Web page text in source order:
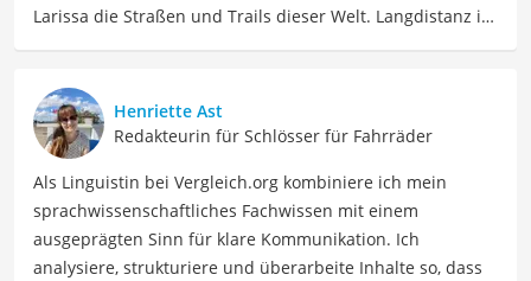
Larissa die Straßen und Trails dieser Welt. Langdistanz ist
Beruflich ist Larissa Coach, Sportmentaltrainerin, Social
Media Managerin. Mit 15.000 Kilometern pro Jahr macht
sie auch weiterhin immer neue Erfahrungen, die sie vor
allem als "Rennradmädchen" auf Instagram teilt.
Der Axa-Fahrradschloss-Vergleich ist aus unserer Sicht
besonders empfehlenswert fürFahrradfahrer.
Henriette Ast
Redakteurin für Schlösser für Fahrräder
Als Linguistin bei Vergleich.org kombiniere ich mein
sprachwissenschaftliches Fachwissen mit einem
ausgeprägten Sinn für klare Kommunikation. Ich
analysiere, strukturiere und überarbeite Inhalte so, dass